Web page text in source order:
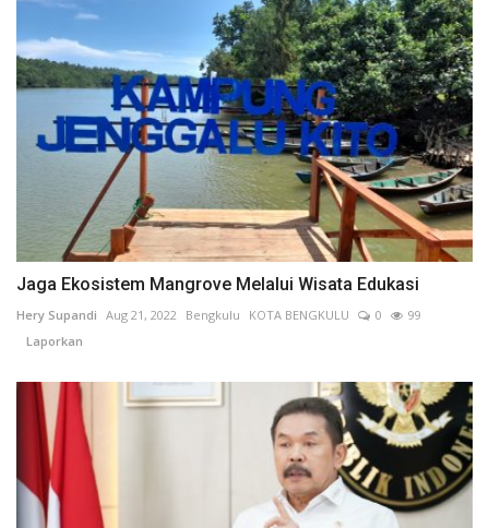
Jaga Ekosistem Mangrove Melalui Wisata Edukasi
Hery Supandi Aug 21, 2022 Bengkulu KOTA BENGKULU 0
99
Laporkan